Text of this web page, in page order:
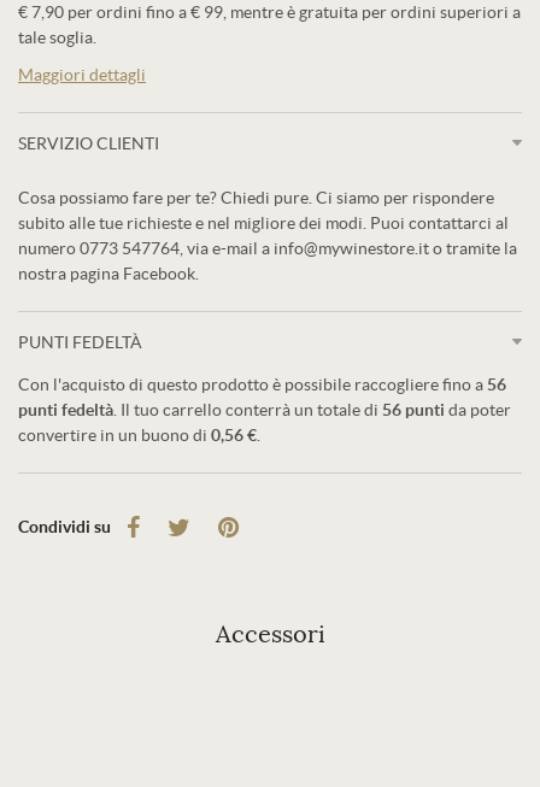
€ 7,90 per ordini fino a € 99, mentre è gratuita per ordini superiori a
tale soglia.
Maggiori dettagli
SERVIZIO CLIENTI
Cosa possiamo fare per te? Chiedi pure. Ci siamo per rispondere
subito alle tue richieste e nel migliore dei modi. Puoi contattarci al
numero 0773 547764, via e-mail a info@mywinestore.it o tramite la
nostra pagina Facebook.
PUNTI FEDELTÀ
Con l'acquisto di questo prodotto è possibile raccogliere fino a 56
punti fedeltà . Il tuo carrello conterrà un totale di 56 punti da poter
convertire in un buono di 0,56 €
Condividi su
Accessori